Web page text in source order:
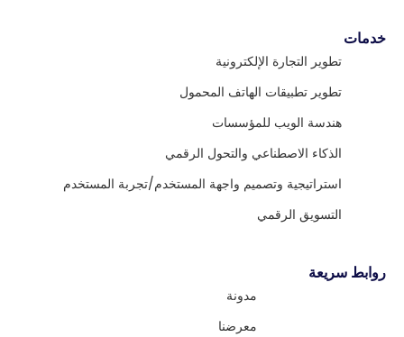
خدمات
تطوير التجارة الإلكترونية
تطوير تطبيقات الهاتف المحمول
هندسة الويب للمؤسسات
الذكاء الاصطناعي والتحول الرقمي
استراتيجية وتصميم واجهة المستخدم/تجربة المستخدم
التسويق الرقمي
روابط سريعة
مدونة
معرضنا